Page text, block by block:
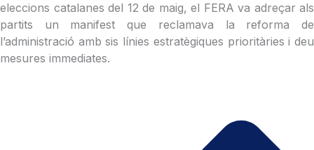
eleccions catalanes del 12 de maig, el FERA va adreçar als
partits un manifest que reclamava la reforma de
l’administració amb sis línies estratègiques prioritàries i deu
mesures immediates.